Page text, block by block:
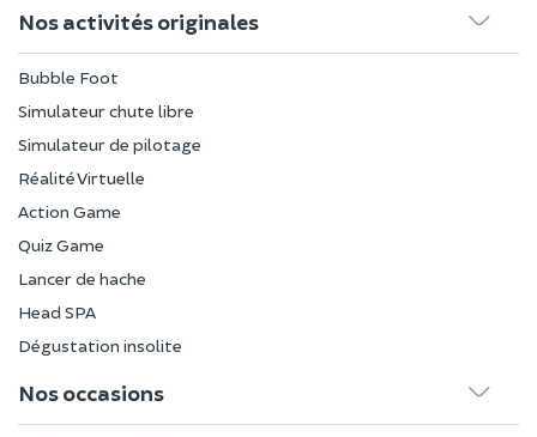
Nos activités originales
Bubble Foot
Simulateur chute libre
Simulateur de pilotage
Réalité Virtuelle
Action Game
Quiz Game
Lancer de hache
Head SPA
Dégustation insolite
Nos occasions